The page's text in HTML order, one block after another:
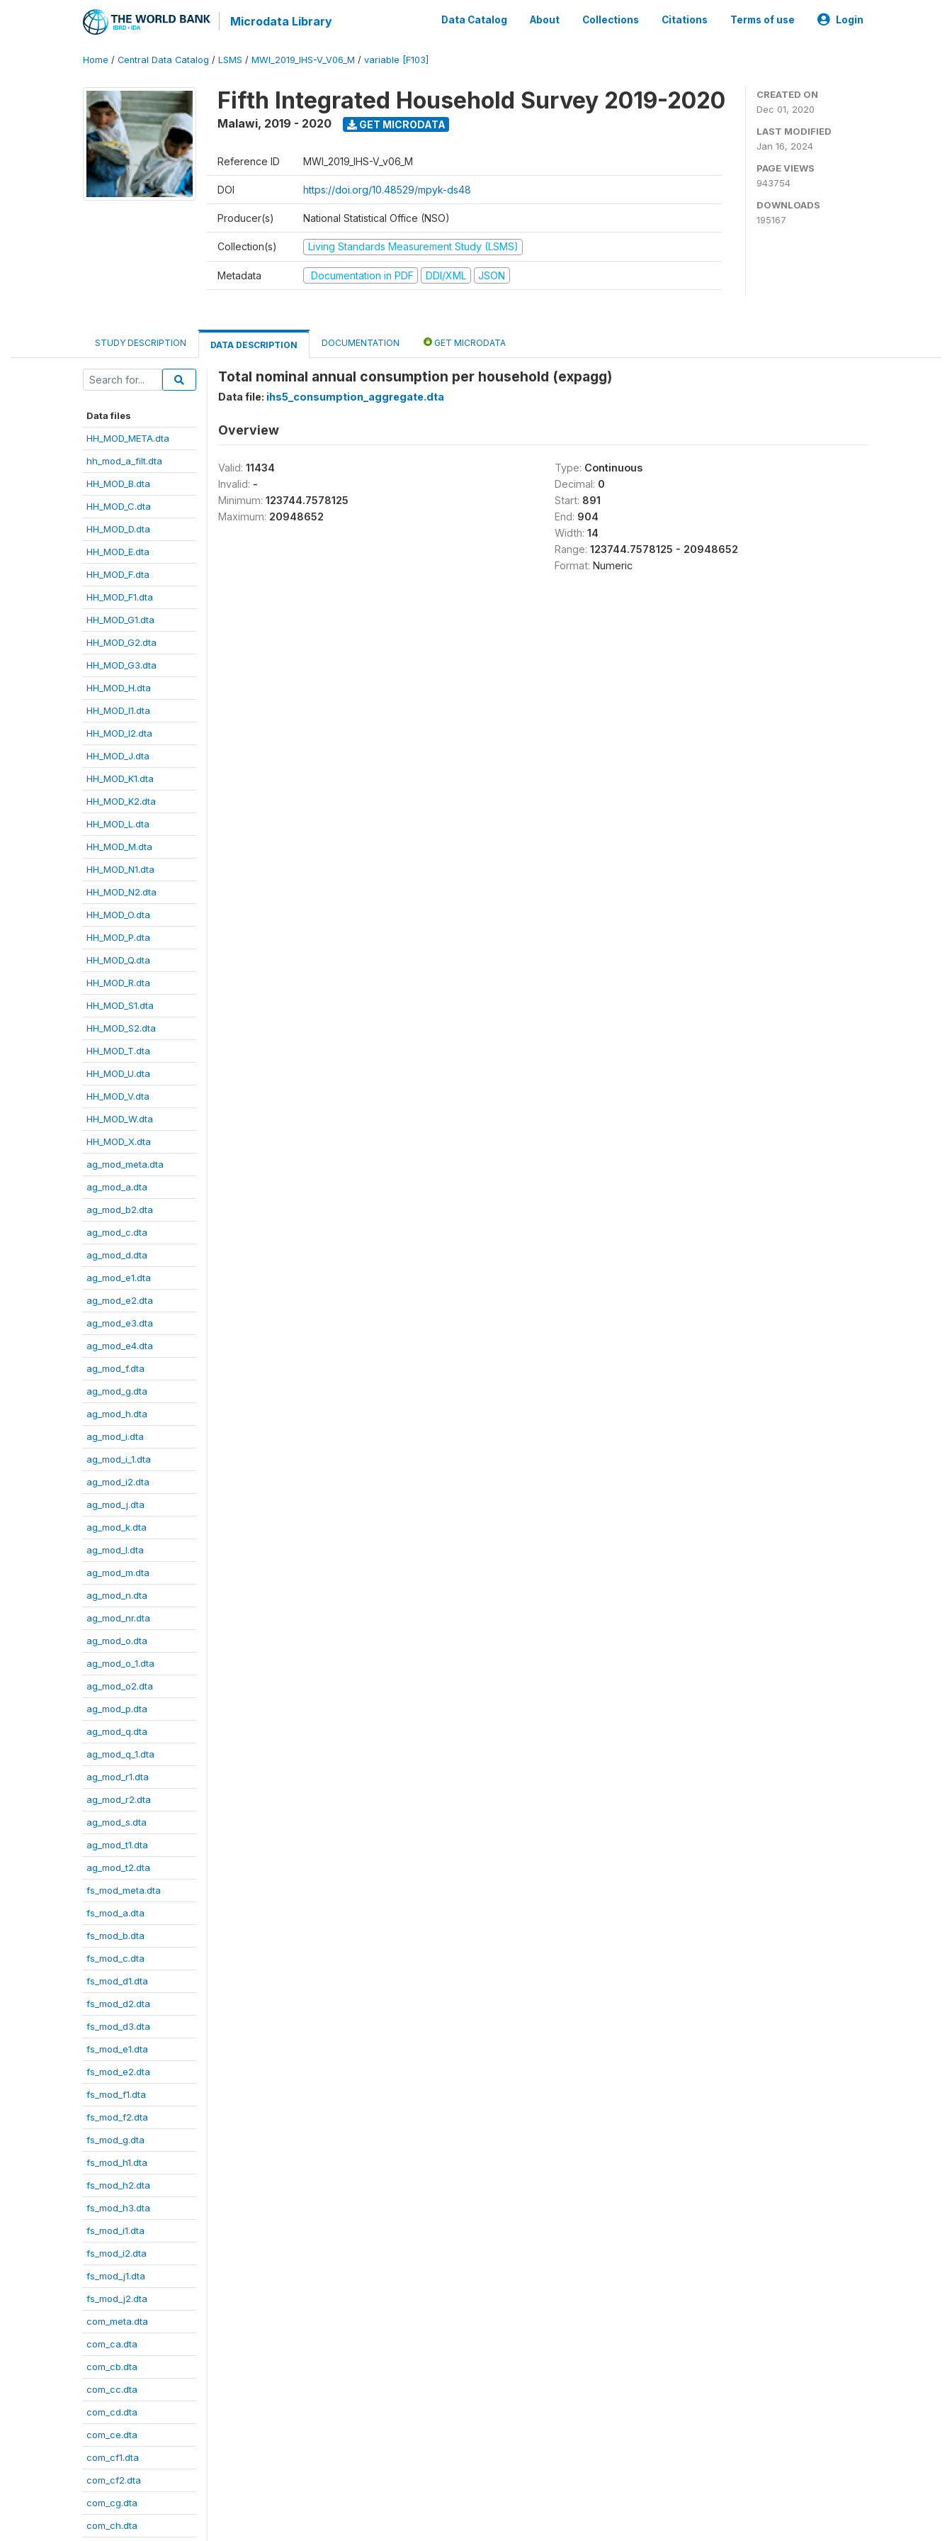
Microdata Library Data Catalog About Collections Citations Terms of use Login
Home / Central Data Catalog / LSMS / MWI_2019_IHS-V_V06_M / variable [F103]
Fifth Integrated Household Survey 2019-2020
Malawi, 2019 - 2020 GET MICRODATA
Reference ID MWI_2019_IHS-V_v06_M
DOI https://doi.org/10.48529/mpyk-ds48
Producer(s) National Statistical Office (NSO)
Collection(s) Living Standards Measurement Study (LSMS)
Metadata Documentation in PDF DDI/XML JSON
CREATED ON
Dec 01, 2020
LAST MODIFIED
Jan 16, 2024
PAGE VIEWS
943754
DOWNLOADS
195167
STUDY DESCRIPTION DATA DESCRIPTION DOCUMENTATION GET MICRODATA
Data files
HH_MOD_META.dta
hh_mod_a_filt.dta
HH_MOD_B.dta
HH_MOD_C.dta
HH_MOD_D.dta
HH_MOD_E.dta
HH_MOD_F.dta
HH_MOD_F1.dta
HH_MOD_G1.dta
HH_MOD_G2.dta
HH_MOD_G3.dta
HH_MOD_H.dta
HH_MOD_I1.dta
HH_MOD_I2.dta
HH_MOD_J.dta
HH_MOD_K1.dta
HH_MOD_K2.dta
HH_MOD_L.dta
HH_MOD_M.dta
HH_MOD_N1.dta
HH_MOD_N2.dta
HH_MOD_O.dta
HH_MOD_P.dta
HH_MOD_Q.dta
HH_MOD_R.dta
HH_MOD_S1.dta
HH_MOD_S2.dta
HH_MOD_T.dta
HH_MOD_U.dta
HH_MOD_V.dta
HH_MOD_W.dta
HH_MOD_X.dta
ag_mod_meta.dta
ag_mod_a.dta
ag_mod_b2.dta
ag_mod_c.dta
ag_mod_d.dta
ag_mod_e1.dta
ag_mod_e2.dta
ag_mod_e3.dta
ag_mod_e4.dta
ag_mod_f.dta
ag_mod_g.dta
ag_mod_h.dta
ag_mod_i.dta
ag_mod_i_1.dta
ag_mod_i2.dta
ag_mod_j.dta
ag_mod_k.dta
ag_mod_l.dta
ag_mod_m.dta
ag_mod_n.dta
ag_mod_nr.dta
ag_mod_o.dta
ag_mod_o_1.dta
ag_mod_o2.dta
ag_mod_p.dta
ag_mod_q.dta
ag_mod_q_1.dta
ag_mod_r1.dta
ag_mod_r2.dta
ag_mod_s.dta
ag_mod_t1.dta
ag_mod_t2.dta
fs_mod_meta.dta
fs_mod_a.dta
fs_mod_b.dta
fs_mod_c.dta
fs_mod_d1.dta
fs_mod_d2.dta
fs_mod_d3.dta
fs_mod_e1.dta
fs_mod_e2.dta
fs_mod_f1.dta
fs_mod_f2.dta
fs_mod_g.dta
fs_mod_h1.dta
fs_mod_h2.dta
fs_mod_h3.dta
fs_mod_i1.dta
fs_mod_i2.dta
fs_mod_j1.dta
fs_mod_j2.dta
com_meta.dta
com_ca.dta
com_cb.dta
com_cc.dta
com_cd.dta
com_ce.dta
com_cf1.dta
com_cf2.dta
com_cg.dta
com_ch.dta
Total nominal annual consumption per household (expagg)
Data file: ihs5_consumption_aggregate.dta
Overview
Valid: 11434
Invalid: -
Minimum: 123744.7578125
Maximum: 20948652
Type: Continuous
Decimal: 0
Start: 891
End: 904
Width: 14
Range: 123744.7578125 - 20948652
Format: Numeric